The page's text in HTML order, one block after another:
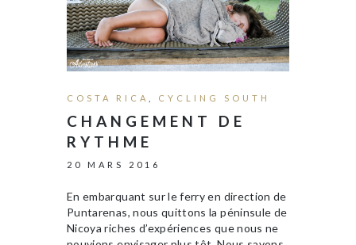
COSTA RICA CYCLING SOUTH
CHANGEMENT DE
RYTHME
20 MARS 2016
En embarquant sur le ferry en direction de
Puntarenas, nous quittons la péninsule de
Nicoya riches d’expériences que nous ne